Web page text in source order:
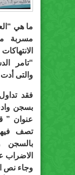
ما هي
“تامر
والتى
فقد
بسجن
عنوان ”
تصف
الاضراب
وجاء نص